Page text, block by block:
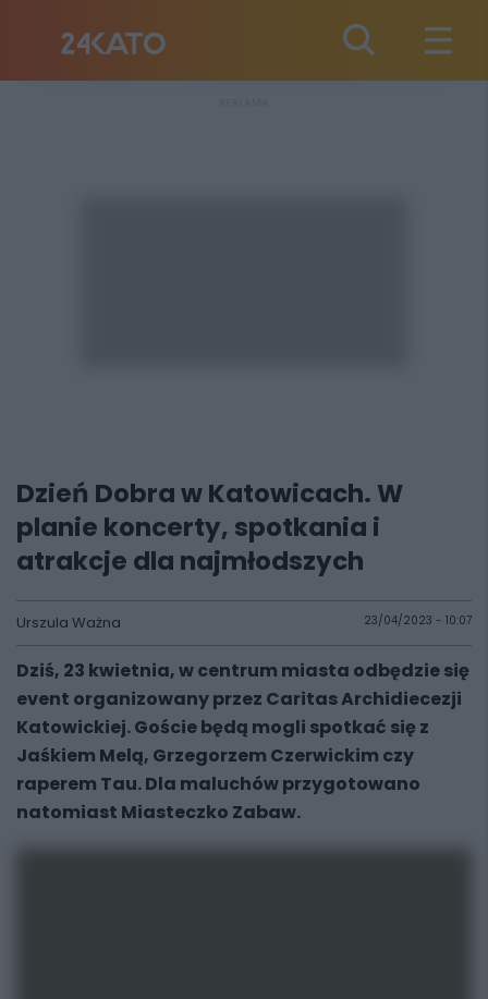
Dzień Dobra w Katowicach. W
planie koncerty, spotkania i
atrakcje dla najmłodszych
Urszula Ważna 23/04/2023 - 10:07
Dziś, 23 kwietnia, w centrum miasta odbędzie się
event organizowany przez Caritas Archidiecezji
Katowickiej. Goście będą mogli spotkać się z
Jaśkiem Melą, Grzegorzem Czerwickim czy
raperem Tau. Dla maluchów przygotowano
natomiast Miasteczko Zabaw.